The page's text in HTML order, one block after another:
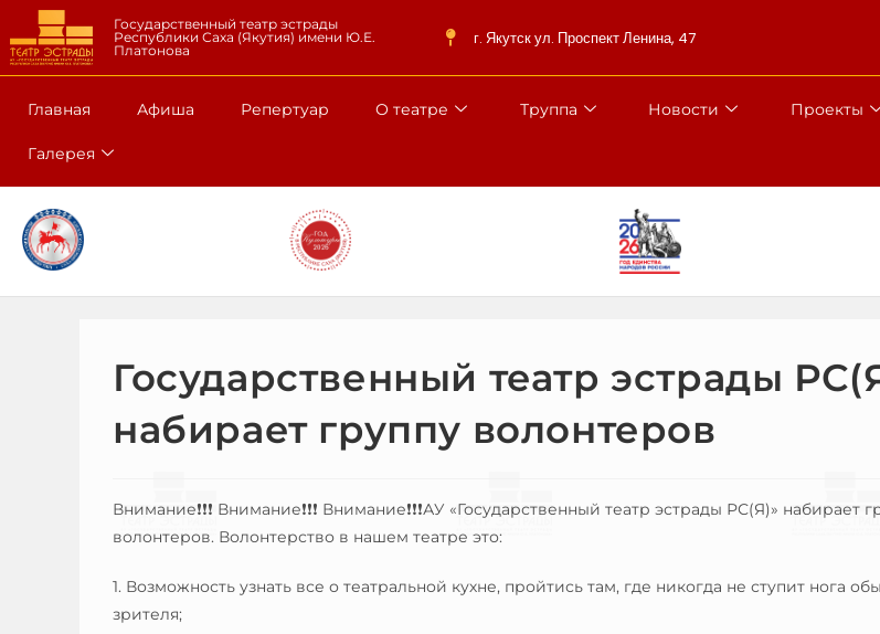
Государственный театр эстрады
Республики Саха (Якутия) имени Ю.Е.
Платонова
г. Якутск ул. Проспект Ленина, 47
Главная Афиша Репертуар О театре Труппа Новости Проекты
Галерея
Государственный театр эстрады
набирает группу волонтеров
Внимание❗❗❗ Внимание❗❗❗ Внимание❗❗❗АУ «Государственный театр эстрады РС(Я)» набирает
волонтеров. Волонтерство в нашем театре это:
1. Возможность узнать все о театральной кухне, пройтись там, где никогда не ступит нога
зрителя;